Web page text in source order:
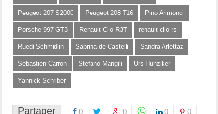
Peugeot 207 S2000 Peugeot 208 T16 Pino Arimondi
Porsche 997 GT3 Renault Clio R3T renault clio rs
Ruedi Schmidlin Sabrina de Castelli Sandra Arlettaz
Sébastien Carron Stefano Mangili Urs Hunziker
Yannick Schriber
Partager 0 0 0 0